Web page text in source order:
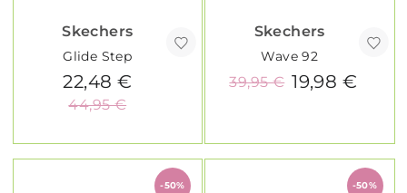
Skechers
Glide Step
22,48 €
44,95 €
Skechers
Wave 92
19,98 €
39,95 €
-50% -50%